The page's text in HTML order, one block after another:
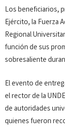
Los beneficiarios,
Ejército, la Fuerza
Regional
función de sus
sobresaliente
El evento de
el rector de la
de autoridades
quienes fueron